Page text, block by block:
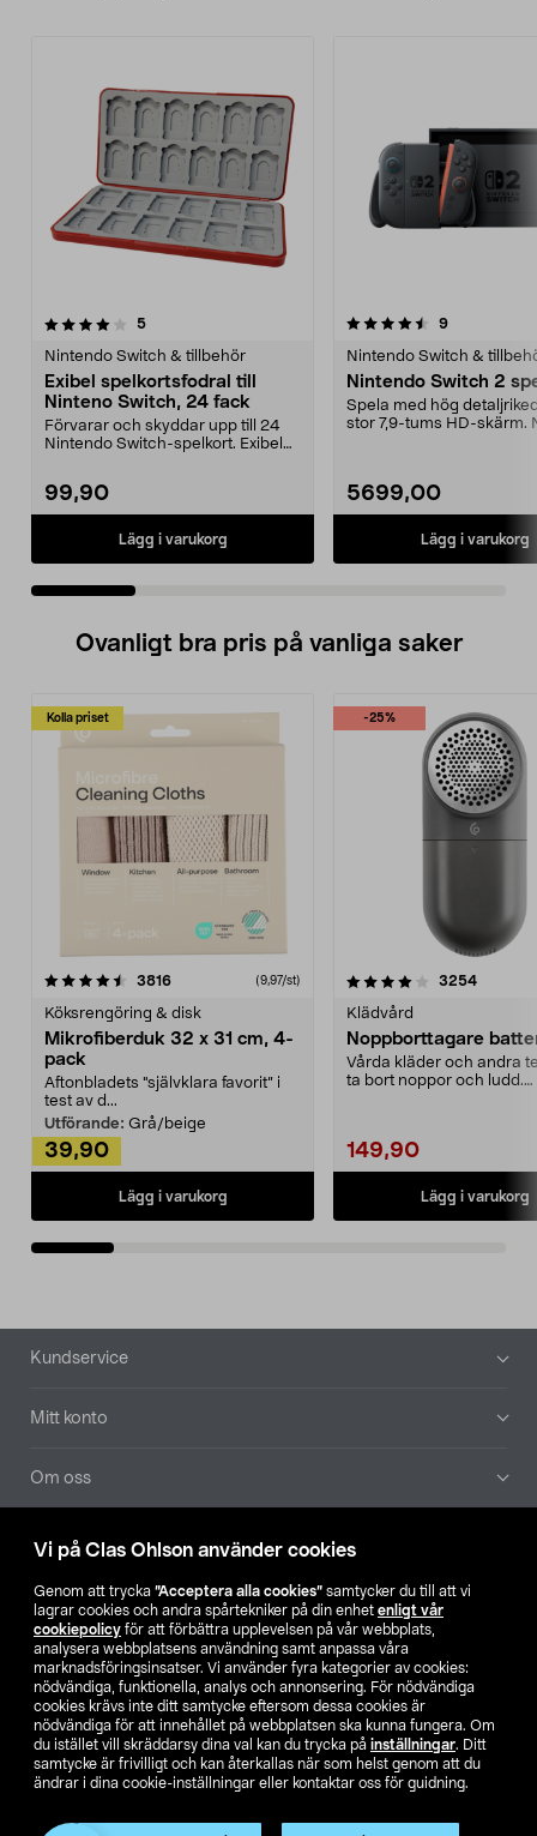
Vi på Clas Ohlson använder cookies
Genom att trycka ”Acceptera alla cookies” samtycker du till att vi
lagrar cookies och andra spårtekniker på din enhet enligt vår
cookiepolicy för att förbättra upplevelsen på vår webbplats,
analysera webbplatsens användning samt anpassa våra
marknadsföringsinsatser. Vi använder fyra kategorier av cookies:
nödvändiga, funktionella, analys och annonsering. För nödvändiga
cookies krävs inte ditt samtycke eftersom dessa cookies är
nödvändiga för att innehållet på webbplatsen ska kunna fungera. Om
du istället vill skräddarsy dina val kan du trycka på inställningar. Ditt
samtycke är frivilligt och kan återkallas när som helst genom att du
ändrar i dina cookie-inställningar eller kontaktar oss för guidning.
5recensioner
Nintendo Switch & tillbehör
Exibel spelkortsfodral till
Ninteno Switch, 24 fack
Förvarar och skyddar upp till 24
Nintendo Switch-spelkort. Exibel
99,90
Lägg i varukorg
4.5 av 5 stjärnor 9recensioner
Nintendo Switch &
Nintendo Switch 2
Spela med hög
stor 7,9-tums HD-skärm.
5699,00
Lägg i varukorg
4.5 av 5 stjärnor
Ovanligt bra pris på vanliga saker
Kolla priset
3816recensioner (9,97/st)
Köksrengöring & disk
Mikrofiberduk 32 x 31 cm, 4-
pack
Aftonbladets "självklara favorit” i
test av d...
Utförande: Grå/beige
39,90
Lägg i varukorg
-25%
4.0av 5 stjärnor 3254
Klädvård
Noppborttagare
Vårda kläder och andra
ta bort noppor och ludd.
149,90
Lägg i varukorg
4.5av 5 stjärnor
Sidfot
Kundservice
Mitt konto
Om oss
Aktuellt
Våra bolag
Hitta butik
SE NO FI